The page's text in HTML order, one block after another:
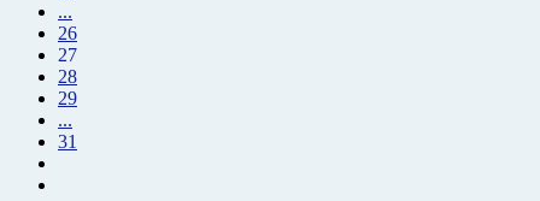
...
26
27
28
29
...
31